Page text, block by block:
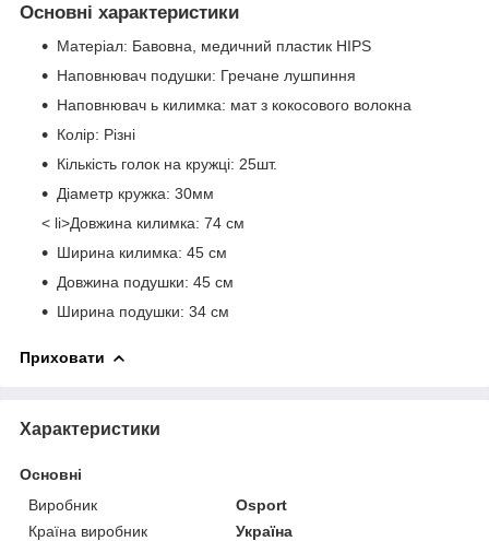
Основні характеристики
Матеріал: Бавовна, медичний пластик HIPS
Наповнювач подушки: Гречане лушпиння
Наповнювач ь килимка: мат з кокосового волокна
Колір: Різні
Кількість голок на кружці: 25шт.
Діаметр кружка: 30мм
< li>Довжина килимка: 74 см
Ширина килимка: 45 см
Довжина подушки: 45 см
Ширина подушки: 34 см
Приховати
Характеристики
Основні
Виробник
Osport
Країна виробник
Україна